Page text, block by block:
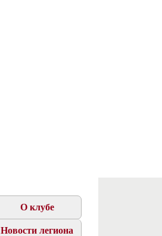
О клубе
Новости легиона